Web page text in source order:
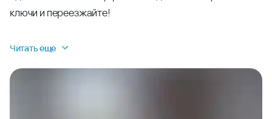
ключи и переезжайте!
Читать еще